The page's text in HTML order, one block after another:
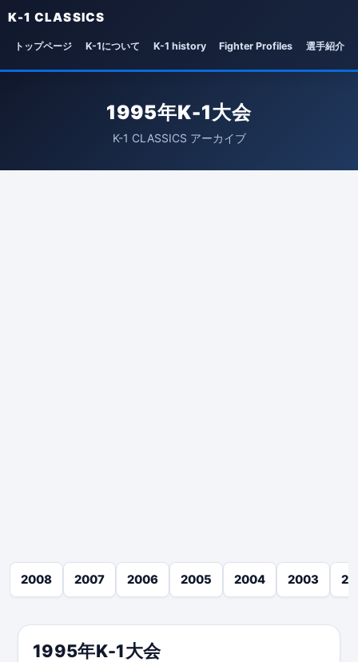
K-1 CLASSICS
トップページ K-1について K-1 history Fighter Profiles 選手紹介
1995年K-1大会
K-1 CLASSICS アーカイブ
2008 2007 2006 2005 2004 2003
1995年K-1大会